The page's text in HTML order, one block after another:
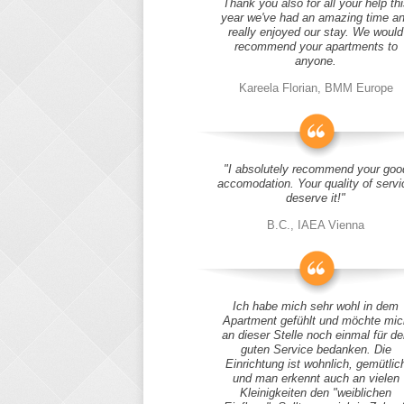
Thank you also for all your help
year we've had an amazing time
really enjoyed our stay. We would
recommend your apartments to
anyone.
Kareela Florian, BMM Europe
"I absolutely recommend your
accomodation. Your quality of
deserve it!"
B.C., IAEA Vienna
Ich habe mich sehr wohl in dem
Apartment gefühlt und möchte
an dieser Stelle noch einmal für
guten Service bedanken. Die
Einrichtung ist wohnlich,
und man erkennt auch an vielen
Kleinigkeiten den "weiblichen